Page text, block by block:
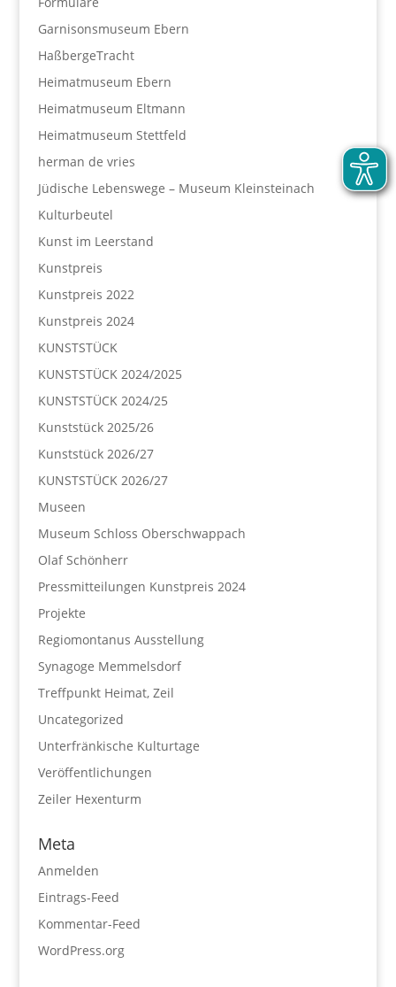
Garnisonsmuseum Ebern
HaßbergeTracht
Heimatmuseum Ebern
Heimatmuseum Eltmann
Heimatmuseum Stettfeld
herman de vries
Jüdische Lebenswege – Museum Kleinsteinach
Kulturbeutel
Kunst im Leerstand
Kunstpreis
Kunstpreis 2022
Kunstpreis 2024
KUNSTSTÜCK
KUNSTSTÜCK 2024/2025
KUNSTSTÜCK 2024/25
Kunststück 2025/26
Kunststück 2026/27
KUNSTSTÜCK 2026/27
Museen
Museum Schloss Oberschwappach
Olaf Schönherr
Pressmitteilungen Kunstpreis 2024
Projekte
Regiomontanus Ausstellung
Synagoge Memmelsdorf
Treffpunkt Heimat, Zeil
Uncategorized
Unterfränkische Kulturtage
Veröffentlichungen
Zeiler Hexenturm
Meta
Anmelden
Eintrags-Feed
Kommentar-Feed
WordPress.org